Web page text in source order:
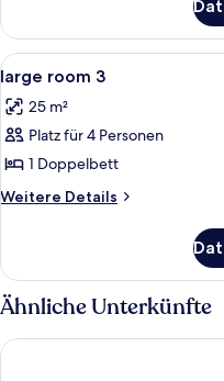
room
Alle
Fotos
für
large
room
3
2
large room 3
25 m²
Platz für 4 Personen
1 Doppelbett
Weitere Details
Weitere
room
3
Ähnliche Unterkünfte
Belpoint Beach Hotel